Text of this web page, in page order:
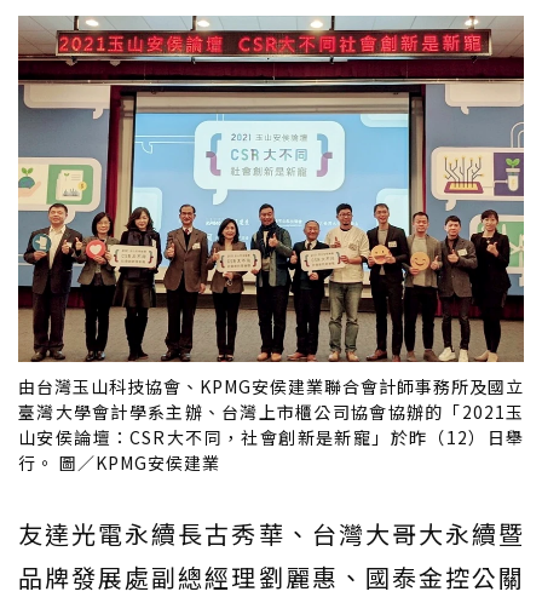
由台灣玉山科技協會、KPMG安侯建業聯合會計師事務所及國立
臺灣大學會計學系主辦、台灣上市櫃公司協會協辦的「2021玉
山安侯論壇：CSR大不同，社會創新是新寵」於昨（12）日舉
行。 圖／KPMG安侯建業
友達光電永續長古秀華、台灣大哥大永續暨
品牌發展處副總經理劉麗惠、國泰金控公關